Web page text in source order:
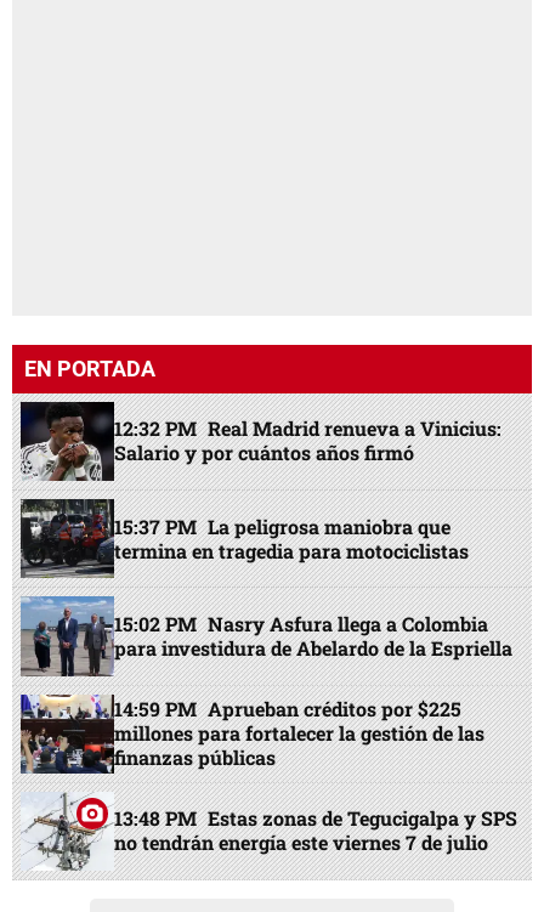
EN PORTADA
12:32 PM Real Madrid renueva a Vinicius:
Salario y por cuántos años firmó
15:37 PM La peligrosa maniobra que
termina en tragedia para motociclistas
15:02 PM Nasry Asfura llega a Colombia
para investidura de Abelardo de la Espriella
14:59 PM Aprueban créditos por $225
millones para fortalecer la gestión de las
finanzas públicas
13:48 PM Estas zonas de Tegucigalpa y SPS
no tendrán energía este viernes 7 de julio